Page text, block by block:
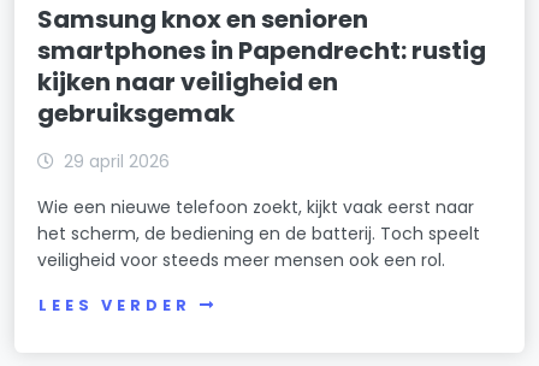
Samsung knox en senioren
smartphones in Papendrecht: rustig
kijken naar veiligheid en
gebruiksgemak
29 april 2026
Wie een nieuwe telefoon zoekt, kijkt vaak eerst naar
het scherm, de bediening en de batterij. Toch speelt
veiligheid voor steeds meer mensen ook een rol.
LEES VERDER